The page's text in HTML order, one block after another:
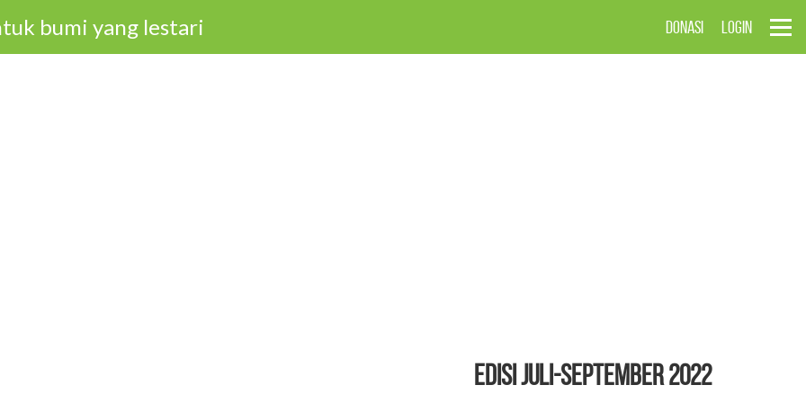
bumi yang lestari DONASI LOGIN
EDISI Juli-September 2022